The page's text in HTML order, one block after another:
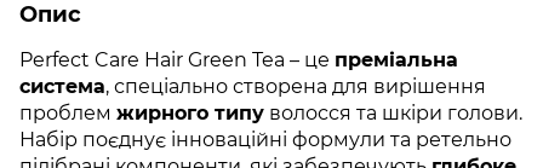
Опис
Perfect Care Hair Green Tea – це преміальна
система, спеціально створена для вирішення
проблем жирного типу волосся та шкіри голови.
Набір поєднує інноваційні формули та ретельно